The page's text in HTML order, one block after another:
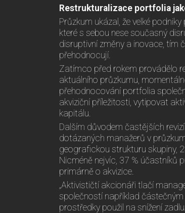
Restrukturalizace portfolia
Průzkum ukázal, že velké
které s sebou nese současný
disruptivní změny a inovace, tím
přehodnocují.
Zatímco před rokem provádělo
aktuálního průzkumu,
přehodnocování portfolia
akviziční příležitosti, vytipovat
kapitálu.
Dalším důvodem častějších
dotázaných manažerů v
geografickou strukturu skupiny,
Nicméně nejvíc, 37 % účastníků
primárně o akvizice.
„Aktivističtí akcionáři tlačí
společností například
prostředky použil na snížení